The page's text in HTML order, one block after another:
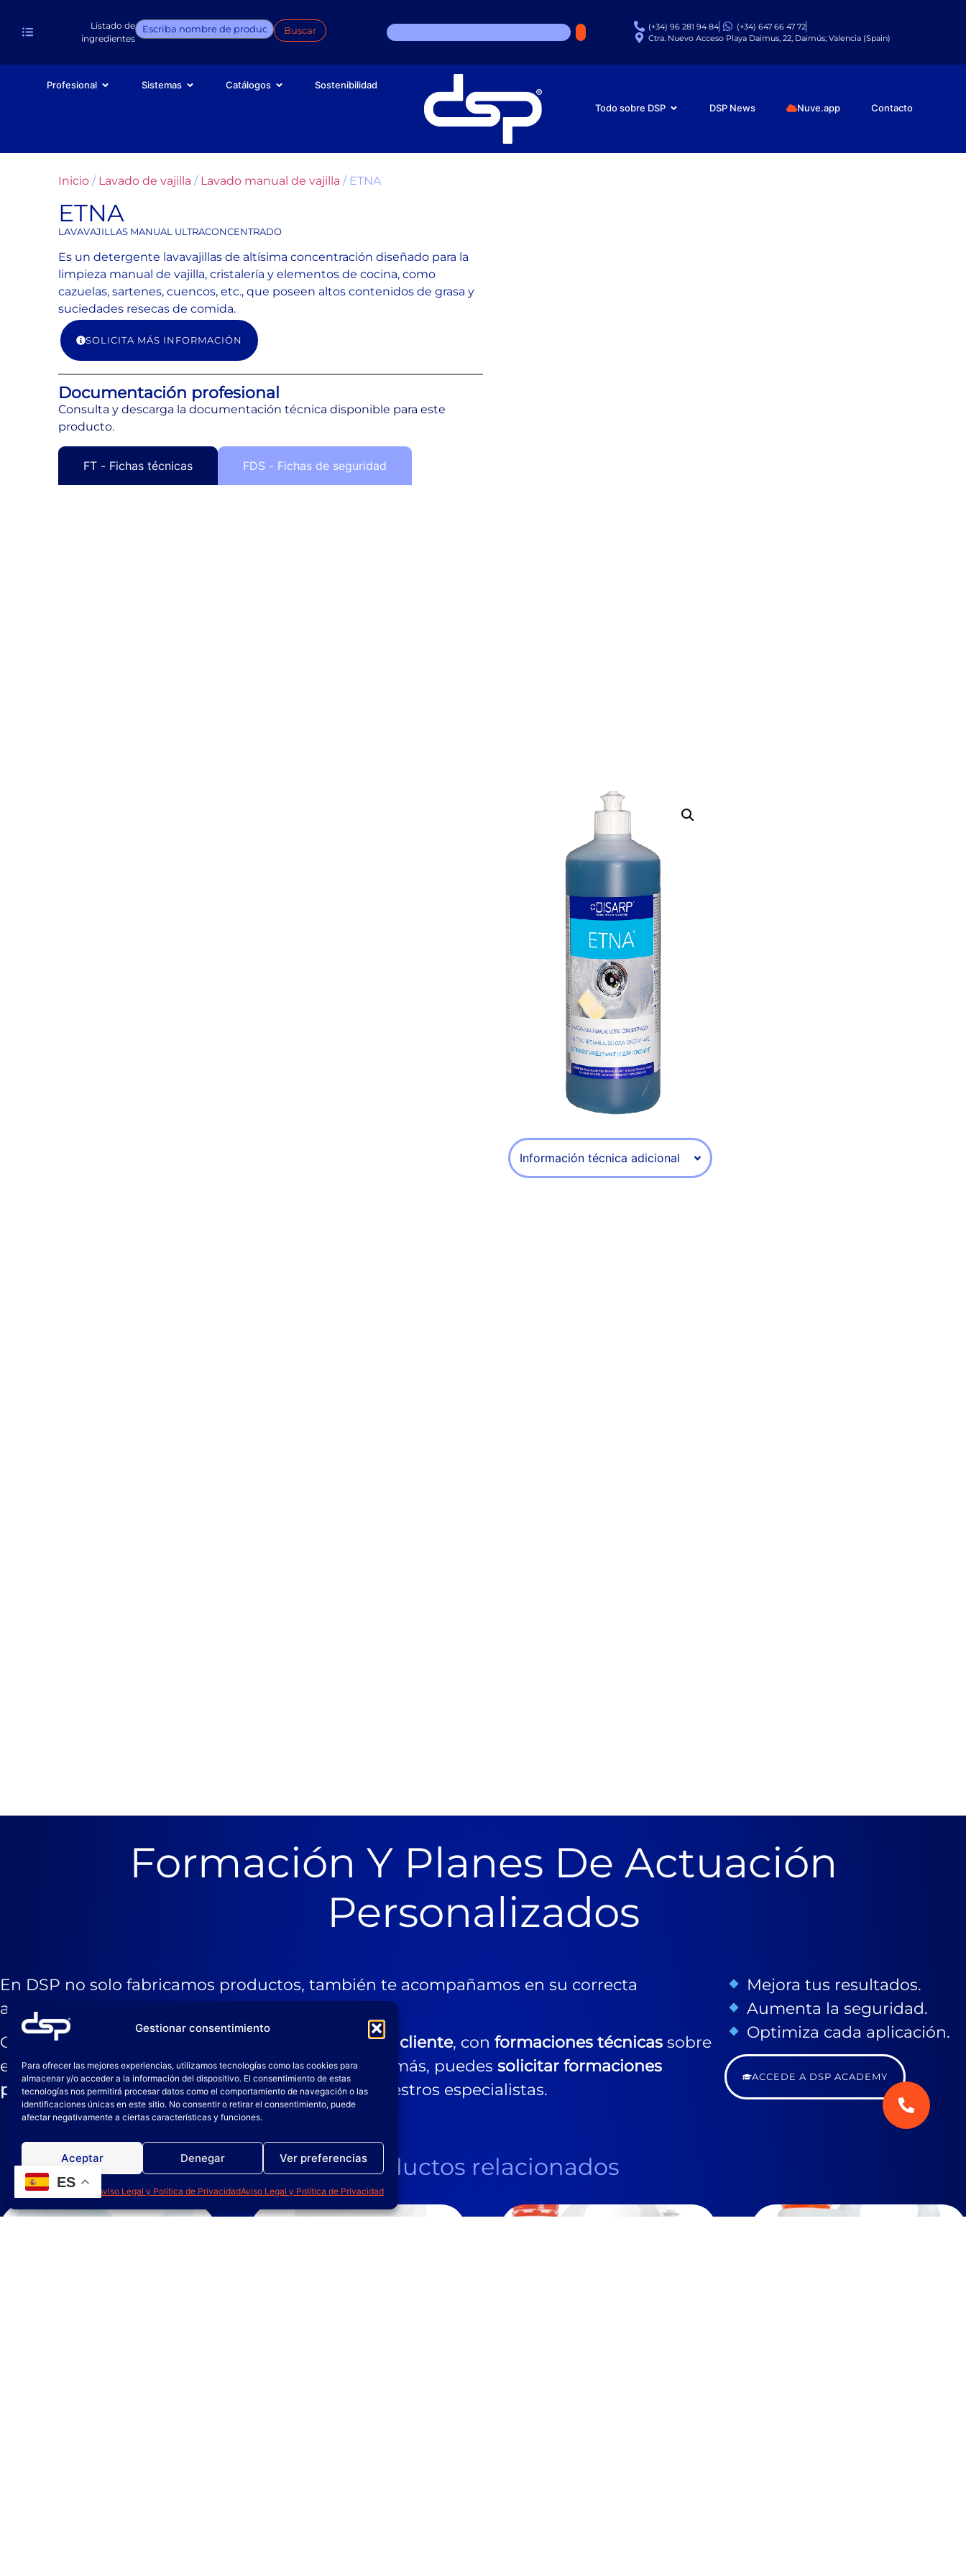
Gestionar consentimiento
Para ofrecer las mejores experiencias, utilizamos tecnologías como las cookies para
almacenar y/o acceder a la información del dispositivo. El consentimiento de estas
tecnologías nos permitirá procesar datos como el comportamiento de navegación o las
identificaciones únicas en este sitio. No consentir o retirar el consentimiento, puede
afectar negativamente a ciertas características y funciones.
Aceptar Denegar Ver preferencias
Política de cookies Aviso Legal y Política de PrivacidadAviso Legal y Política de Privacidad
Listado de
ingredientes
Buscar (+34) 96 281 94 84
(+34) 647 66 47 72
Ctra. Nuevo Acceso Playa Daimus, 22, Daimús; Valencia (Spain)
Profesional Sistemas Catálogos
Sostenibilidad
Todo sobre DSP
DSP News Nuve.app Contacto
Inicio/ Lavado de vajilla / Lavado manual de vajilla / ETNA
ETNA
LAVAVAJILLAS MANUAL ULTRACONCENTRADO
Es un detergente lavavajillas de altísima concentración diseñado para la
limpieza manual de vajilla, cristalería y elementos de cocina, como
cazuelas, sartenes, cuencos, etc., que poseen altos contenidos de grasa y
suciedades resecas de comida.
SOLICITA MÁS INFORMACIÓN
Documentación profesional
Consulta y descarga la documentación técnica disponible para este
producto.
FT - Fichas técnicas FDS - Fichas de seguridad
Información técnica adicional
Formación Y Planes De Actuación
Personalizados
En DSP no solo fabricamos productos, también te acompañamos en su correcta
aplicación.
Ofrecemos
planes de actuación adaptados a cada cliente, con formaciones técnicas sobre
el uso seguro y eficaz de nuestros productos. Además, puedes solicitar formaciones
personalizadaspara tu equipo, impartidas por nuestros especialistas.
Mejora tus resultados.
Aumenta la seguridad.
Optimiza cada aplicación.
ACCEDE A DSP ACADEMY
Productos relacionados
ES